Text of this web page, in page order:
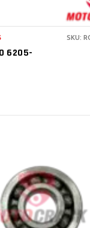
6205-
SKU:
AL CARRITO